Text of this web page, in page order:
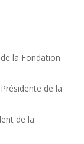
la Fondation
de la
de la